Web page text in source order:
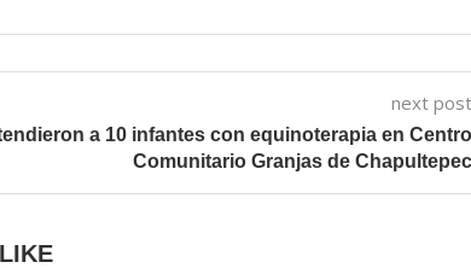
next post
a 10 infantes con equinoterapia en Centro
Comunitario Granjas de Chapultepec